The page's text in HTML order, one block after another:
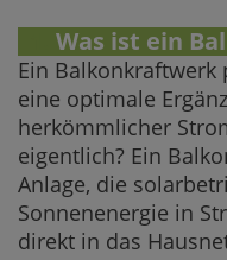
Was ist ein
Ein
eine optimale
herkömmlicher
eigentlich? Ein
Anlage, die
Sonnenenergie in
direkt in das